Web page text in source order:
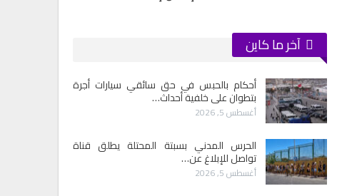
آخر ما كاين
أحكام بالحبس في حق سائقي سيارات أجرة
بتطوان على خلفية أحداث…
أغسطس 5, 2026
الحرس المدني بسبتة المحتلة يطلق قناة
تواصل للإبلاغ عن…
أغسطس 5, 2026